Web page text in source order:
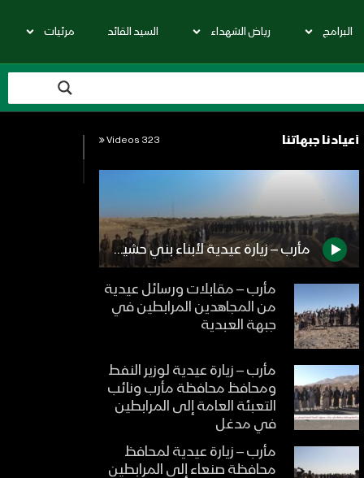
البرامج رياض الشهداء السيد القائد مرئيات
أعيادنا جبهاتنا 323 Videos
مأرب – زيارة عيدية لأبناء بني حشيش الى المرابطين في جبهة مدغل
مأرب – مقابلات ورسائل عيدية
من المجاهدين المرابطين في
جبهة العبدية
مأرب – زيارة عيدية لوزير النفط
ومحافظ محافظة مأرب ونائب
التعبئة العامة إلى المرابطين
في مدغل
مأرب – زيارة عيدية لمحافظ
محافظة صنعاء إلى المرابطين